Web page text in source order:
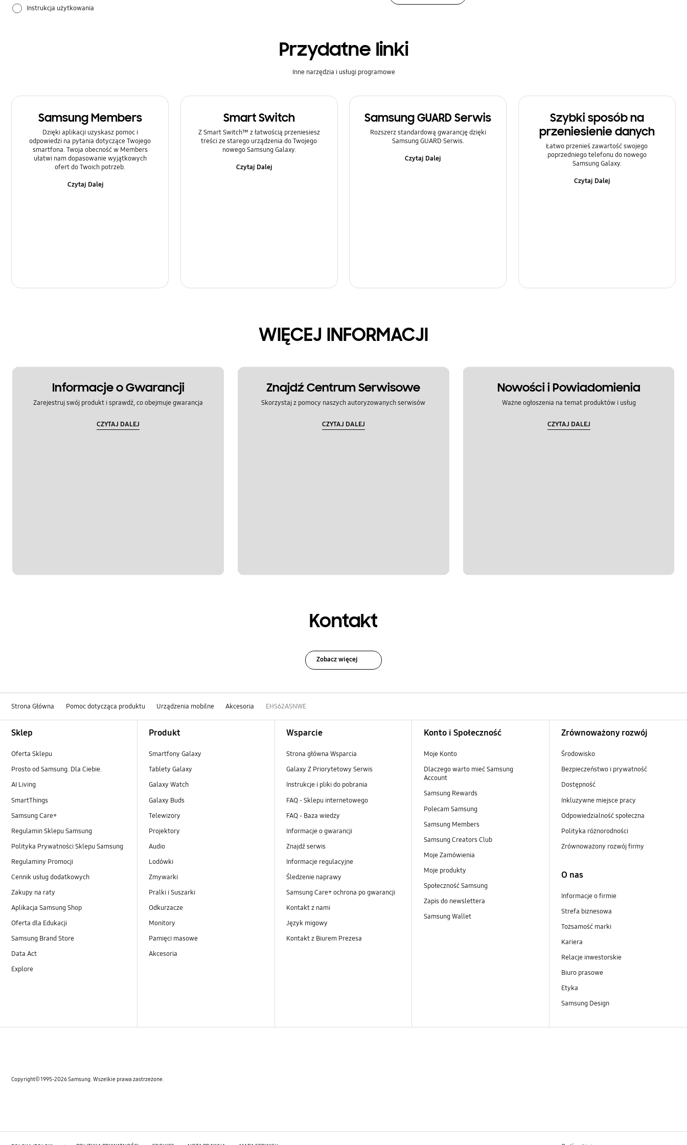
Instrukcja użytkowania
Przydatne linki
Inne narzędzia i usługi programowe
Samsung Members
Dzięki aplikacji uzyskasz pomoc i
odpowiedzi na pytania dotyczące Twojego
smartfona. Twoja obecność w Members
ułatwi nam dopasowanie wyjątkowych
ofert do Twoich potrzeb.
Czytaj Dalej
Smart Switch
Z Smart Switch™ z łatwością przeniesiesz
treści ze starego urządzenia do Twojego
nowego Samsung Galaxy.
Czytaj Dalej
Samsung GUARD Serwis
Rozszerz standardową gwarancję dzięki
Samsung GUARD Serwis.
Czytaj Dalej
Szybki sposób na
przeniesienie danych
Łatwo przenieś zawartość swojego
poprzedniego telefonu do nowego
Samsung Galaxy.
Czytaj Dalej
WIĘCEJ INFORMACJI
Informacje o Gwarancji
Zarejestruj swój produkt i sprawdź, co obejmuje gwarancja
CZYTAJ DALEJ
Znajdź Centrum Serwisowe
Skorzystaj z pomocy naszych autoryzowanych serwisów
CZYTAJ DALEJ
Nowości i Powiadomienia
Ważne ogłoszenia na temat produktów i usług
CZYTAJ DALEJ
Kontakt
Zobacz więcej
Strona Główna Pomoc dotycząca produktu Urządzenia mobilne Akcesoria EHS62ASNWE
Sklep
Oferta Sklepu
Prosto od Samsung. Dla Ciebie.
AI Living
SmartThings
Samsung Care+
Regulamin Sklepu Samsung
Polityka Prywatności Sklepu Samsung
Regulaminy Promocji
Cennik usług dodatkowych
Zakupy na raty
Aplikacja Samsung Shop
Oferta dla Edukacji
Samsung Brand Store
Data Act
Explore
Produkt
Smartfony Galaxy
Tablety Galaxy
Galaxy Watch
Galaxy Buds
Telewizory
Projektory
Audio
Lodówki
Zmywarki
Pralki i Suszarki
Odkurzacze
Monitory
Pamięci masowe
Akcesoria
Wsparcie
Strona główna Wsparcia
Galaxy Z Priorytetowy Serwis
Instrukcje i pliki do pobrania
FAQ - Sklepu internetowego
FAQ - Baza wiedzy
Informacje o gwarancji
Znajdź serwis
Informacje regulacyjne
Śledzenie naprawy
Samsung Care+ ochrona po gwarancji
Kontakt z nami
Język migowy
Kontakt z Biurem Prezesa
Konto i Społeczność
Moje Konto
Dlaczego warto mieć Samsung
Account
Samsung Rewards
Polecam Samsung
Samsung Members
Samsung Creators Club
Moje Zamówienia
Moje produkty
Społeczność Samsung
Zapis do newslettera
Samsung Wallet
Zrównoważony rozwój
Środowisko
Bezpieczeństwo i prywatność
Dostępność
Inkluzywne miejsce pracy
Odpowiedzialność społeczna
Polityka różnorodności
Zrównoważony rozwój firmy
O nas
Informacje o firmie
Strefa biznesowa
Tożsamość marki
Kariera
Relacje inwestorskie
Biuro prasowe
Etyka
Samsung Design
Copyright© 1995-2026 Samsung. Wszelkie prawa zastrzeżone.